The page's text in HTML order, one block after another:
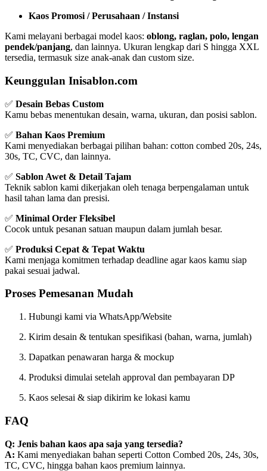
Kaos Promosi / Perusahaan / Instansi
Kami melayani berbagai model kaos: oblong, raglan, polo, lengan
pendek/panjang, dan lainnya. Ukuran lengkap dari S hingga XXL
tersedia, termasuk size anak-anak dan custom size.
Keunggulan Inisablon.com
✅ Desain Bebas Custom
Kamu bebas menentukan desain, warna, ukuran, dan posisi sablon.
✅ Bahan Kaos Premium
Kami menyediakan berbagai pilihan bahan: cotton combed 20s, 24s,
30s, TC, CVC, dan lainnya.
✅ Sablon Awet & Detail Tajam
Teknik sablon kami dikerjakan oleh tenaga berpengalaman untuk
hasil tahan lama dan presisi.
✅ Minimal Order Fleksibel
Cocok untuk pesanan satuan maupun dalam jumlah besar.
✅ Produksi Cepat & Tepat Waktu
Kami menjaga komitmen terhadap deadline agar kaos kamu siap
pakai sesuai jadwal.
Proses Pemesanan Mudah
Hubungi kami via WhatsApp/Website
Kirim desain & tentukan spesifikasi (bahan, warna, jumlah)
Dapatkan penawaran harga & mockup
Produksi dimulai setelah approval dan pembayaran DP
Kaos selesai & siap dikirim ke lokasi kamu
FAQ
Q: Jenis bahan kaos apa saja yang tersedia?
A: Kami menyediakan bahan seperti Cotton Combed 20s, 24s, 30s,
TC, CVC, hingga bahan kaos premium lainnya.